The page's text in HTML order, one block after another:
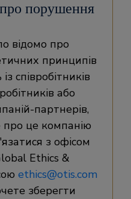
порушення
відомо про
принципів
співробітників
або
партнерів,
про це компанію
з офісом
Ethics &
ethics@otis.com
зберегти